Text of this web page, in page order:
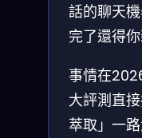
話的聊天
完了還得
事情在
大評測直
萃取」一